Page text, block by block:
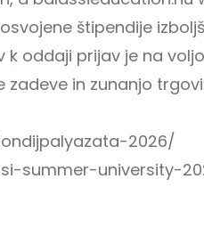
štipendije
k oddaji prijav je na
in zunanjo
2026/
summer-university-